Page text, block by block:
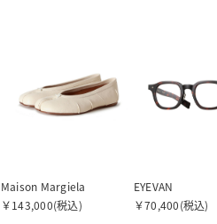
Maison Margiela
￥143,000(税込)
EYEVAN
￥70,400(税込)